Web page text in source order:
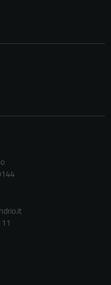
del sito e non
disabilitati.